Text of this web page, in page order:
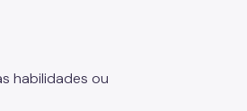
habilidades ou